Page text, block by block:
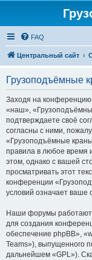
FAQ
Центральный сайт
Грузоподъёмные
Заходя на
«наш»,
подтверждаете своё
согласны с ними,
«Грузоподъёмные
правила в любое время
этом, однако с вашей
просматривать этот
конференции
условий означает ваше
Наши форумы работают
для создания
обеспечение phpBB»,
Teams»), выпущенного
дальнейшем «GPL»).